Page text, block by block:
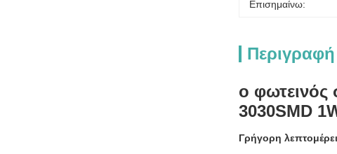
Επισημαίνω:
ο φωτεινός
3030SMD
Γρήγορη